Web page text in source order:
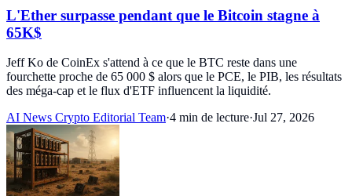
L'Ether surpasse pendant que le Bitcoin stagne à
65K$
Jeff Ko de CoinEx s'attend à ce que le BTC reste dans une
fourchette proche de 65 000 $ alors que le PCE, le PIB, les résultats
des méga-cap et le flux d'ETF influencent la liquidité.
AI News Crypto Editorial Team·4 min de lecture·Jul 27, 2026